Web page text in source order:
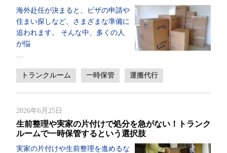
海外赴任が決まると、ビザの申請や
住まい探しなど、さまざまな準備に
追われます。 そんな中、多くの人
が悩
トランクルーム 一時保管 運搬代行
2026年6月25日
生前整理や実家の片付けで処分を急がない！トランク
ルームで一時保管するという選択肢
実家の片付けや生前整理を進めるな